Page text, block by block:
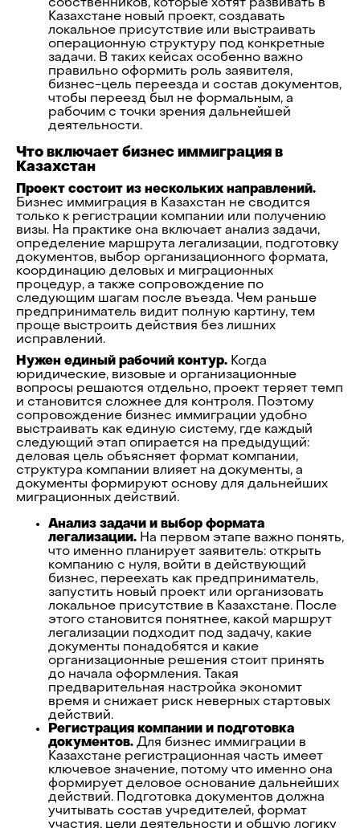
собственников, которые хотят развивать в
Казахстане новый проект, создавать
локальное присутствие или выстраивать
операционную структуру под конкретные
задачи. В таких кейсах особенно важно
правильно оформить роль заявителя,
бизнес-цель переезда и состав документов,
чтобы переезд был не формальным, а
рабочим с точки зрения дальнейшей
деятельности.
Что включает бизнес иммиграция в
Казахстан
Проект состоит из нескольких направлений.
Бизнес иммиграция в Казахстан не сводится
только к регистрации компании или получению
визы. На практике она включает анализ задачи,
определение маршрута легализации, подготовку
документов, выбор организационного формата,
координацию деловых и миграционных
процедур, а также сопровождение по
следующим шагам после въезда. Чем раньше
предприниматель видит полную картину, тем
проще выстроить действия без лишних
исправлений.
Нужен единый рабочий контур. Когда
юридические, визовые и организационные
вопросы решаются отдельно, проект теряет темп
и становится сложнее для контроля. Поэтому
сопровождение бизнес иммиграции удобно
выстраивать как единую систему, где каждый
следующий этап опирается на предыдущий:
деловая цель объясняет формат компании,
структура компании влияет на документы, а
документы формируют основу для дальнейших
миграционных действий.
Анализ задачи и выбор формата
легализации. На первом этапе важно понять,
что именно планирует заявитель: открыть
компанию с нуля, войти в действующий
бизнес, переехать как предприниматель,
запустить новый проект или организовать
локальное присутствие в Казахстане. После
этого становится понятнее, какой маршрут
легализации подходит под задачу, какие
документы понадобятся и какие
организационные решения стоит принять
до начала оформления. Такая
предварительная настройка экономит
время и снижает риск неверных стартовых
действий.
Регистрация компании и подготовка
документов. Для бизнес иммиграции в
Казахстане регистрационная часть имеет
ключевое значение, потому что именно она
формирует деловое основание дальнейших
действий. Подготовка документов должна
учитывать состав учредителей, формат
участия, цели деятельности и общую логику